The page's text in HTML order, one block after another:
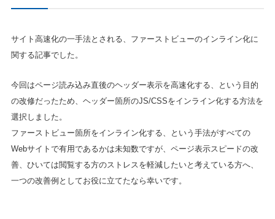
サイト高速化の一手法とされる、ファーストビューのインライン化に
関する記事でした。
今回はページ読み込み直後のヘッダー表示を高速化する、という目的
の改修だったため、ヘッダー箇所のJS/CSSをインライン化する方法を
選択しました。
ファーストビュー箇所をインライン化する、という手法がすべての
Webサイトで有用であるかは未知数ですが、ページ表示スピードの改
善、ひいては閲覧する方のストレスを軽減したいと考えている方へ、
一つの改善例としてお役に立てたなら幸いです。